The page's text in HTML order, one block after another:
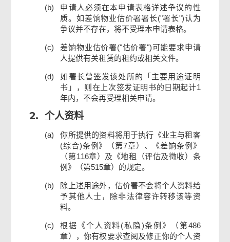
检查及确认
确认通知书
(b)
申请人必须在本申请表格详述争议的性
质。如差饷物业估价署署长("署长")认为
争议并不存在，将不受理本申请表格。
(c)
差饷物业估价署("估价署")可能要求申请
人提供有关租赁的租约或相关文件。
(d)
如署长曾签发该处所的「主要用途证明
书」，则在上次签发证明书的日期起计1
年内，不会再受理相关申请。
2. 个人资料
(a)
你所提供的资料将用于执行《业主与租客
(综合)条例》（第7章）、《差饷条例》
（第116章）及《地租（评估及徵收）条
例》（第515章）的规定。
(b)
除上述用途外，估价署不会将个人资料给
予其他人士，除非法律容许转移该等资
料。
(c)
根据《个人资料(私隐)条例》（第486
章），你有权要求查阅及修正你的个人资